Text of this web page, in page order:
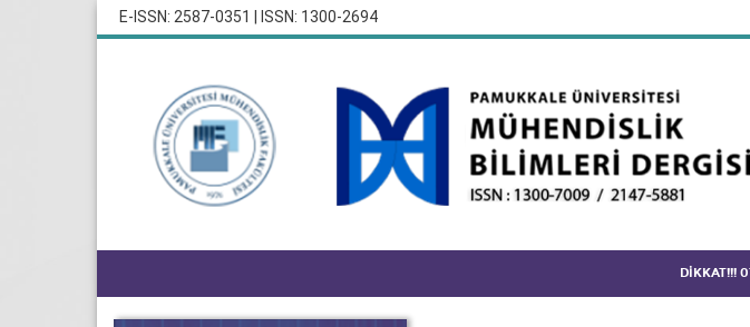
E-ISSN: 2587-0351 | ISSN: 1300-2694
DİKKAT!!!